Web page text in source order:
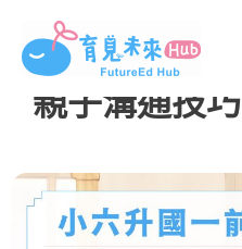
容
親子溝通技巧